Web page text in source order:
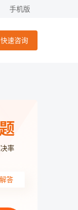
手机版
快速咨询
率
答